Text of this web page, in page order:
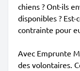
chiens ? Ont-ils
disponibles ?
contrainte pour
Avec Emprunte
des volontaires.